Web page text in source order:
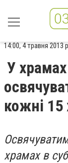
14:00, 4 травня 2013
У
кожні 15
храмах в